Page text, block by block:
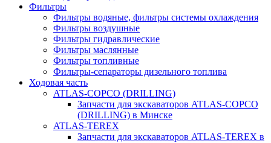
Фильтры
Фильтры водяные, фильтры системы охлаждения
Фильтры воздушные
Фильтры гидравлические
Фильтры маслянные
Фильтры топливные
Фильтры-сепараторы дизельного топлива
Ходовая часть
ATLAS-COPCO (DRILLING)
Запчасти для экскаваторов ATLAS-COPCO
(DRILLING) в Минске
ATLAS-TEREX
Запчасти для экскаваторов ATLAS-TEREX в